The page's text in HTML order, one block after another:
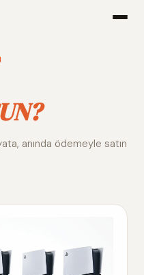
Alım
anında ödemeyle satın